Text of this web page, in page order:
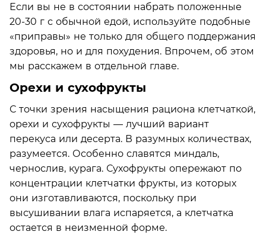
Если вы не в состоянии набрать положенные
20-30 г с обычной едой, используйте подобные
«приправы» не только для общего поддержания
здоровья, но и для похудения. Впрочем, об этом
мы расскажем в отдельной главе.
Орехи и сухофрукты
С точки зрения насыщения рациона клетчаткой,
орехи и сухофрукты — лучший вариант
перекуса или десерта. В разумных количествах,
разумеется. Особенно славятся миндаль,
чернослив, курага. Сухофрукты опережают по
концентрации клетчатки фрукты, из которых
они изготавливаются, поскольку при
высушивании влага испаряется, а клетчатка
остается в неизменной форме.